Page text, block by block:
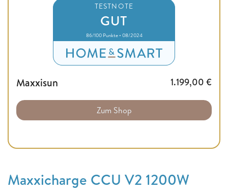
TESTNOTE
GUT
86/100 Punkte • 08/2024
Maxxisun 1.199,00 €
Zum Shop
Maxxicharge CCU V2 1200W